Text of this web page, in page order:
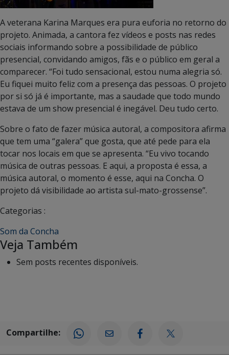
A veterana Karina Marques era pura euforia no retorno do
projeto. Animada, a cantora fez vídeos e posts nas redes
sociais informando sobre a possibilidade de público
presencial, convidando amigos, fãs e o público em geral a
comparecer. “Foi tudo sensacional, estou numa alegria só.
Eu fiquei muito feliz com a presença das pessoas. O projeto
por si só já é importante, mas a saudade que todo mundo
estava de um show presencial é inegável. Deu tudo certo.
Sobre o fato de fazer música autoral, a compositora afirma
que tem uma “galera” que gosta, que até pede para ela
tocar nos locais em que se apresenta. “Eu vivo tocando
música de outras pessoas. E aqui, a proposta é essa, a
música autoral, o momento é esse, aqui na Concha. O
projeto dá visibilidade ao artista sul-mato-grossense”.
Categorias :
Som da Concha
Veja Também
Sem posts recentes disponíveis.
Compartilhe: